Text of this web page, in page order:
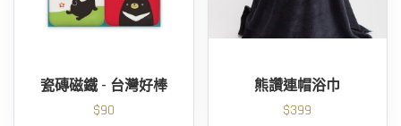
瓷磚磁鐵 - 台灣好棒
$90
熊讚連帽浴巾
$399